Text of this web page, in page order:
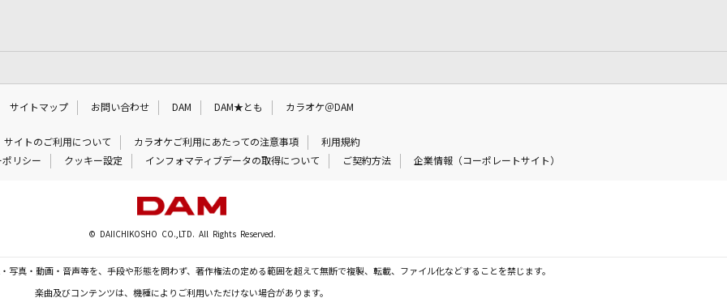
サイトマップ お問い合わせ DAM DAM★とも カラオケ＠DAM
サイトのご利用について カラオケご利用にあたっての注意事項
利用規約
リシー
クッキー設定 インフォマティブデータの取得について ご契約方法 企業情報（コーポレートサイト）
© DAIICHIKOSHO CO.,LTD. All Rights Reserved.
写真・動画・音声等を、手段や形態を問わず、著作権法の定める範囲を超えて無断で複製、転載、ファイル化などすることを禁じます。
楽曲及びコンテンツは、機種によりご利用いただけない場合があります。